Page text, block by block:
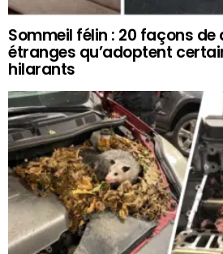
Sommeil félin : 20 façons
étranges qu’adoptent
hilarants